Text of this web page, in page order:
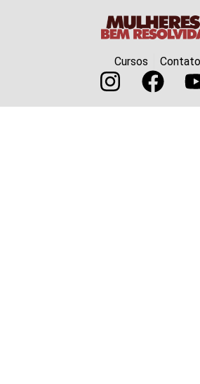
Cursos Contato